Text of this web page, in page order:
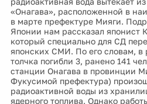
«Онагава», расположенной в
в марте префектуре Мияги.
Японии нам рассказал японист
который специально для СД
японских СМИ. По его словам, в
толчка погибли 3, ранено 141
станции Онагава в провинции
Фукусимой префектура)
радиоактивной воды из
ядерного топлива. Однако